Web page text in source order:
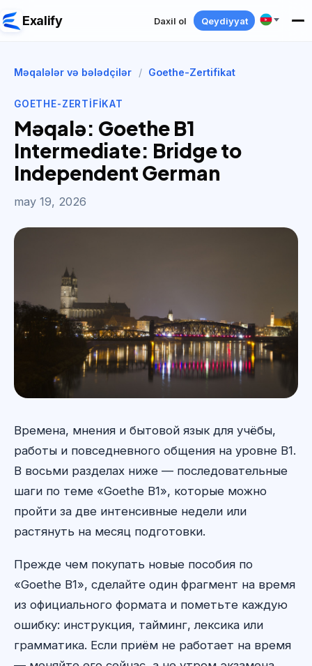
Exalify Daxil ol Qeydiyyat
Məqalələr və bələdçilər / Goethe-Zertifikat
GOETHE-ZERTIFIKAT
Məqalə: Goethe B1
Intermediate: Bridge to
Independent German
may 19, 2026
Времена, мнения и бытовой язык для учёбы,
работы и повседневного общения на уровне B1.
В восьми разделах ниже — последовательные
шаги по теме «Goethe B1», которые можно
пройти за две интенсивные недели или
растянуть на месяц подготовки.
Прежде чем покупать новые пособия по
«Goethe B1», сделайте один фрагмент на время
из официального формата и пометьте каждую
ошибку: инструкция, тайминг, лексика или
грамматика. Если приём не работает на время